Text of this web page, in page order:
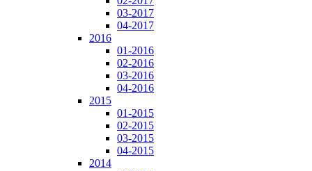
03-2017
04-2017
2016
01-2016
02-2016
03-2016
04-2016
2015
01-2015
02-2015
03-2015
04-2015
2014